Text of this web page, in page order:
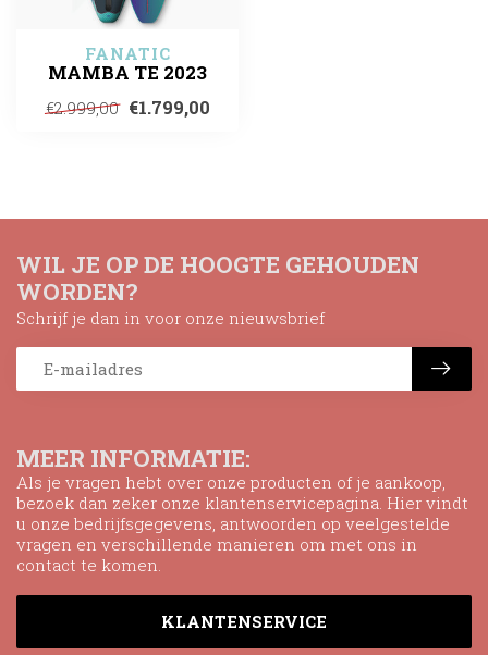
FANATIC
MAMBA TE 2023
€2.999,00 €1.799,00
MEER INFORMATIE:
Als je vragen hebt over onze producten of je aankoop,
bezoek dan zeker onze klantenservicepagina. Hier vindt
u onze bedrijfsgegevens, antwoorden op veelgestelde
vragen en verschillende manieren om met ons in
contact te komen.
KLANTENSERVICE
WIL JE OP DE HOOGTE GEHOUDEN
WORDEN?
Schrijf je dan in voor onze nieuwsbrief